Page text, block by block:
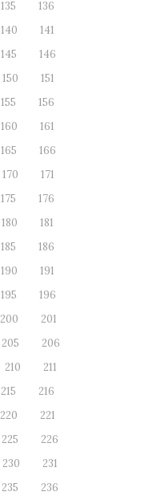
135
136
140
141
145
146
150
151
155
156
160
161
165
166
170
171
175
176
180
181
185
186
190
191
195
196
200
201
205
206
210
211
215
216
220
221
225
226
230
231
235
236